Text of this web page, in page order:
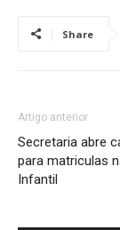
Share
Artigo anterior
Secretaria abre
para matriculas
Infantil